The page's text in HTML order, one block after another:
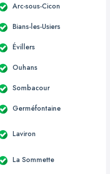
Arc-sous-Cicon
Bians-les-Usiers
Évillers
Ouhans
Sombacour
Germéfontaine
Laviron
La Sommette